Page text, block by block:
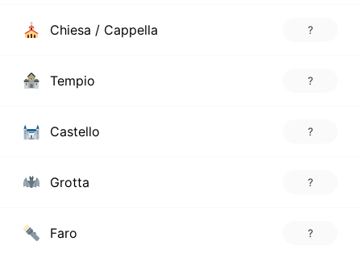
Chiesa / Cappella ?
Tempio ?
Castello ?
Grotta ?
Faro ?